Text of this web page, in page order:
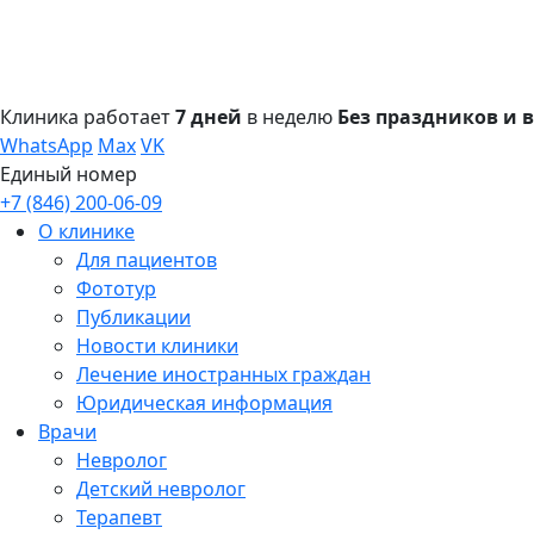
Клиника работает7 дней в неделю Без праздников и
WhatsApp MaxVK
Единый номер
+7 (846) 200-06-09
О клинике
Для пациентов
Фототур
Публикации
Новости клиники
Лечение иностранных граждан
Юридическая информация
Врачи
Невролог
Детский невролог
Терапевт